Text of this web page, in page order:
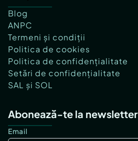
Blog
ANPC
Termeni și condiții
Politica de cookies
Politica de confidențialitate
Setări de confidențialitate
SAL și SOL
Abonează-te la newsletter
Email